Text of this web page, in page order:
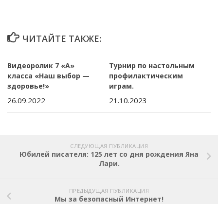
ЧИТАЙТЕ ТАКЖЕ:
Видеоролик 7 «А»
класса «Наш выбор —
здоровье!»
26.09.2022
Турнир по настольным
профилактическим
играм.
21.10.2023
СЛЕДУЮЩАЯ ПУБЛИКАЦИЯ
Юбилей писателя: 125 лет со дня рождения Яна
Лари.
ПРЕДЫДУЩАЯ ПУБЛИКАЦИЯ
Мы за безопасный Интернет!